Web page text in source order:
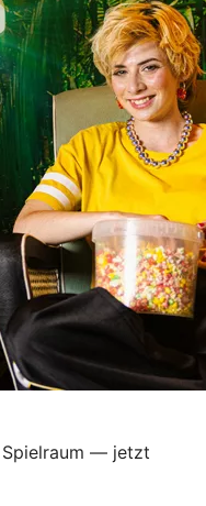
— jetzt